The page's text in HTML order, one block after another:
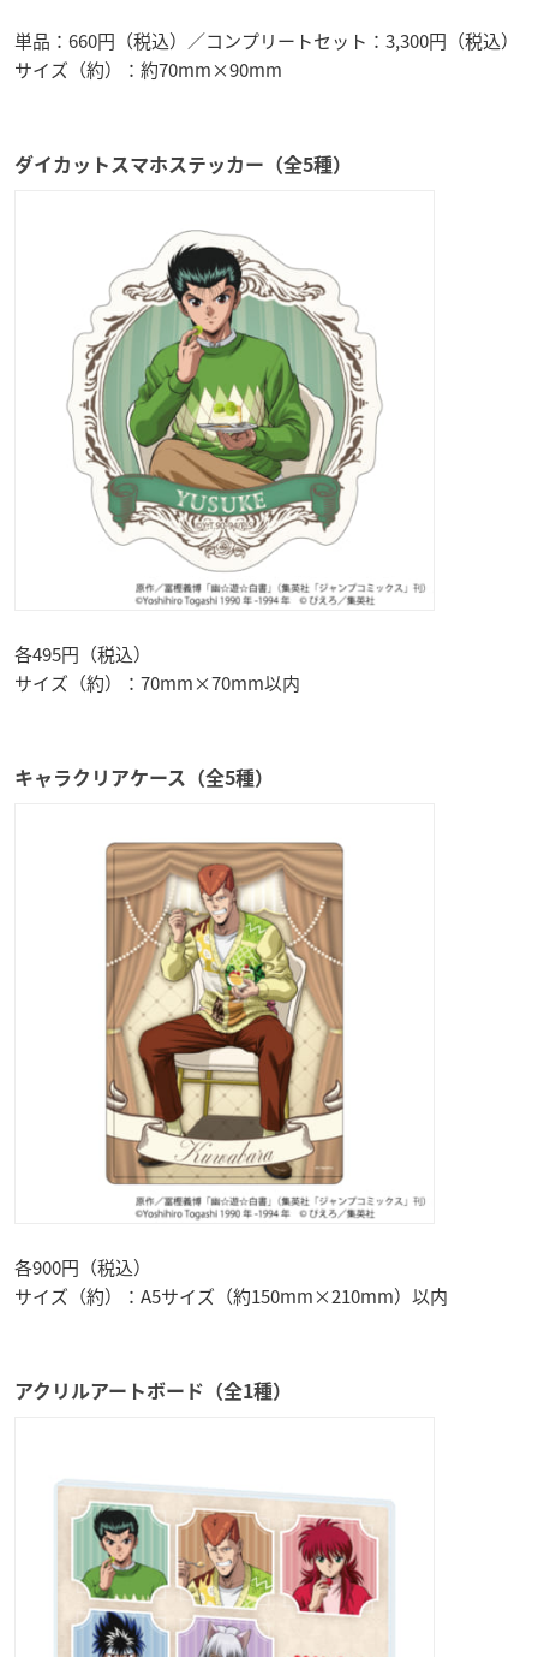
単品：660円（税込）／コンプリートセット：3,300円（税込）
サイズ（約）：約70mm×90mm
ダイカットスマホステッカー（全5種）
各495円（税込）
サイズ（約）：70mm×70mm以内
キャラクリアケース（全5種）
各900円（税込）
サイズ（約）：A5サイズ（約150mm×210mm）以内
アクリルアートボード（全1種）